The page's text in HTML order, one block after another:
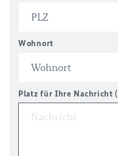
Wohnort
Platz für Ihre Nachricht